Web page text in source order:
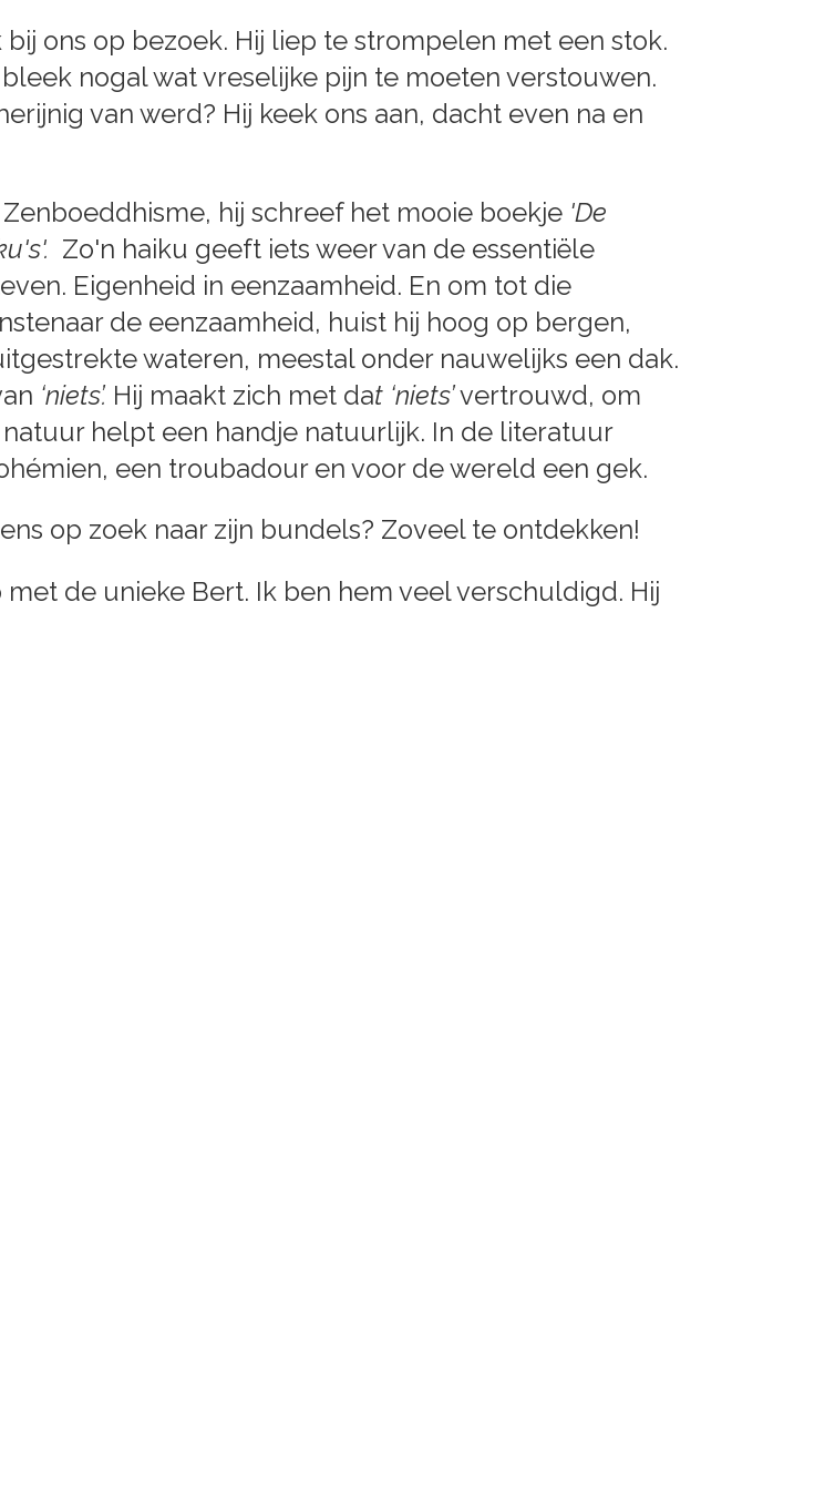
ons op bezoek. Hij liep te strompelen met een stok.
nogal wat vreselijke pijn te moeten verstouwen.
van werd? Hij keek ons aan, dacht even na en
hij schreef het mooie boekje 'De
Zo'n haiku geeft iets weer van de essentiële
Eigenheid in eenzaamheid. En om tot die
de eenzaamheid, huist hij hoog op bergen,
wateren, meestal onder nauwelijks een dak.
‘niets’. Hij maakt zich met dat ‘niets’vertrouwd, om
helpt een handje natuurlijk. In de literatuur
een troubadour en voor de wereld een gek.
op zoek naar zijn bundels? Zoveel te ontdekken!
de unieke Bert. Ik ben hem veel verschuldigd. Hij